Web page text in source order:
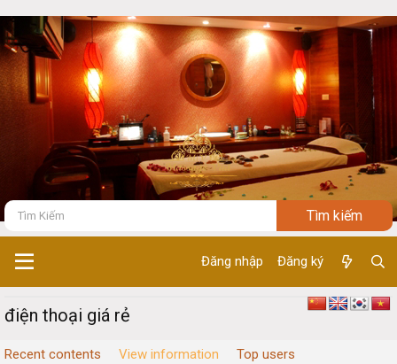
Đăng nhập Đăng ký
điện thoại giá rẻ
Recent contents View information Top users